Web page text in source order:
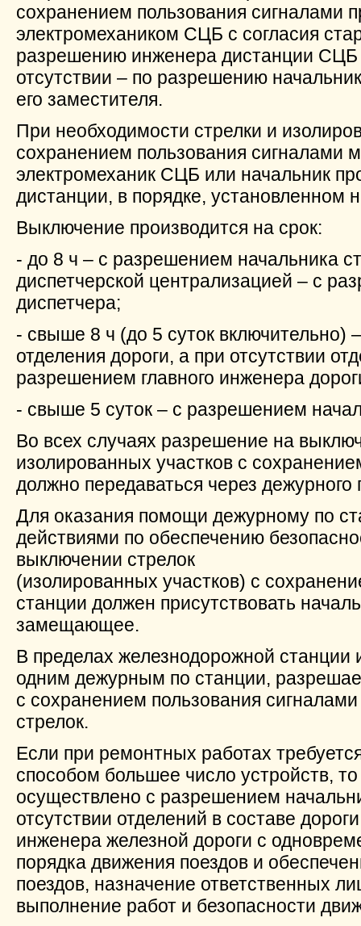
сохранением пользования сигналами
электромехаником СЦБ с согласия
разрешению инженера дистанции
отсутствии – по разрешению
его заместителя.
При необходимости стрелки и
сохранением пользования сигналами
электромеханик СЦБ или начальник
дистанции, в порядке, установленном
Выключение производится на срок:
- до 8 ч – с разрешением начальника
диспетчерской централизацией – с
диспетчера;
- свыше 8 ч (до 5 суток включительно)
отделения дороги, а при отсутствии
разрешением главного инженера
- свыше 5 суток – с разрешением
Во всех случаях разрешение на
изолированных участков с
должно передаваться через дежурного
Для оказания помощи дежурному по
действиями по обеспечению
выключении стрелок
(изолированных участков) с
станции должен присутствовать
замещающее.
В пределах железнодорожной станции
одним дежурным по станции,
с сохранением пользования
стрелок.
Если при ремонтных работах
способом большее число устройств,
осуществлено с разрешением
отсутствии отделений в составе
инженера железной дороги с
порядка движения поездов и
поездов, назначение ответственных
выполнение работ и безопасности